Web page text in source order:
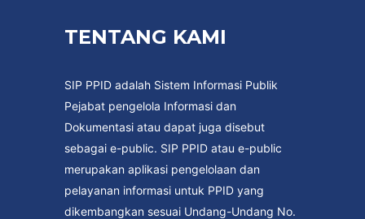
TENTANG KAMI
SIP PPID adalah Sistem Informasi Publik
Pejabat pengelola Informasi dan
Dokumentasi atau dapat juga disebut
sebagai e-public. SIP PPID atau e-public
merupakan aplikasi pengelolaan dan
pelayanan informasi untuk PPID yang
dikembangkan sesuai Undang-Undang No.